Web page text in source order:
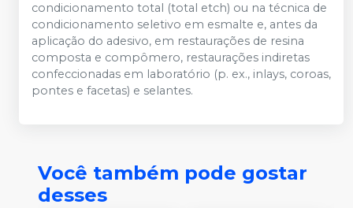
condicionamento total (total etch) ou na técnica de
condicionamento seletivo em esmalte e, antes da
aplicação do adesivo, em restaurações de resina
composta e compômero, restaurações indiretas
confeccionadas em laboratório (p. ex., inlays, coroas,
pontes e facetas) e selantes.
Você também pode gostar
desses